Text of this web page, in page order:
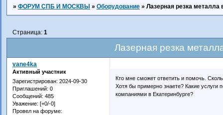
» ФОРУМ СПБ И МОСКВЫ » Оборудование » Лазерная резка металла
Лазерная резка
Страница: 1
vane4ka
Активный участник
Зарегистрирован: 2024-09-30
Приглашений: 0
Сообщений: 485
Уважение: [+0/-0]
Провел на форуме:
Кто мне сможет ответить и помочь.
Хотя бы примерно знаете? Какие услуги
компаниями в Екатеринбурге?